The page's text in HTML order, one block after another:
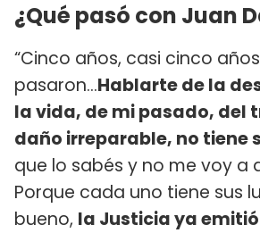
¿Qué pasó con Juan
“Cinco años, casi cinco
pasaron...Hablarte de la
la vida, de mi pasado, del
daño irreparable, no tiene
que lo sabés y no me voy a
Porque cada uno tiene sus
bueno, la Justicia ya